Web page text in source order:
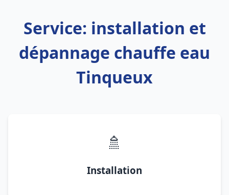
Service: installation et
dépannage chauffe eau
Tinqueux
🚿
Installation